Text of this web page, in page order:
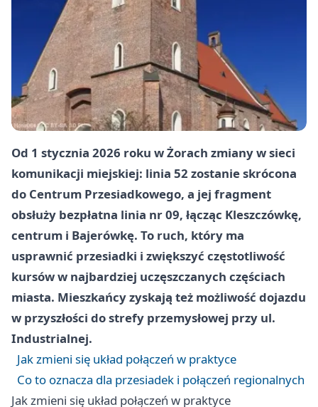
Od 1 stycznia 2026 roku w Żorach zmiany w sieci
komunikacji miejskiej: linia 52 zostanie skrócona
do Centrum Przesiadkowego, a jej fragment
obsłuży bezpłatna linia nr 09, łącząc Kleszczówkę,
centrum i Bajerówkę. To ruch, który ma
usprawnić przesiadki i zwiększyć częstotliwość
kursów w najbardziej uczęszczanych częściach
miasta. Mieszkańcy zyskają też możliwość dojazdu
w przyszłości do strefy przemysłowej przy ul.
Industrialnej.
Jak zmieni się układ połączeń w praktyce
Co to oznacza dla przesiadek i połączeń regionalnych
Jak zmieni się układ połączeń w praktyce